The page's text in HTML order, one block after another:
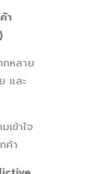
า
กหลาย
และ
เข้าใจ
ค้า